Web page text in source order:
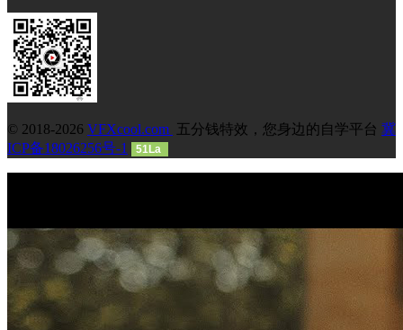
© 2018-2026 VFXcool.com 五分钱特效，您身边的自学平台 冀
ICP备18026256号-1
51La